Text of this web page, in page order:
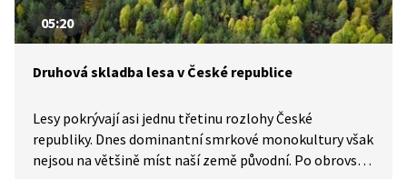
05:20
Druhová skladba lesa v České republice
Lesy pokrývají asi jednu třetinu rozlohy České
republiky. Dnes dominantní smrkové monokultury však
nejsou na většině míst naší země původní. Po obrovské